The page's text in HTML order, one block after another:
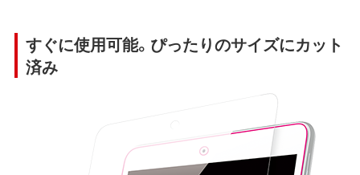
すぐに使用可能。ぴったりのサイズにカット
済み